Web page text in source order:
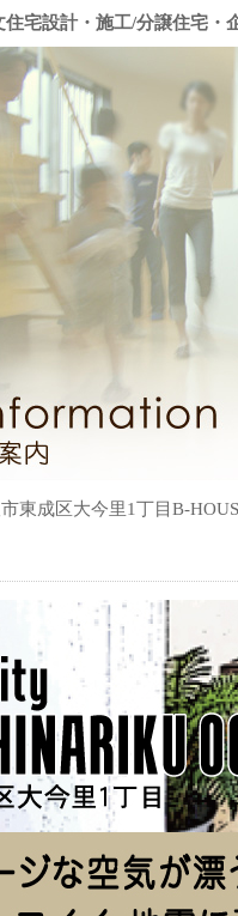
宅設計・施工/分譲住宅・
東成区大今里1丁目B-